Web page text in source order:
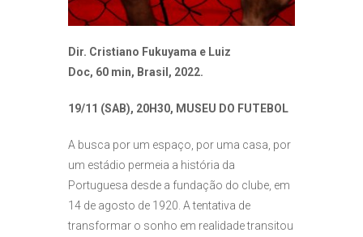
Dir. Cristiano Fukuyama e Luiz
Doc, 60 min, Brasil, 2022.
19/11 (SAB), 20H30, MUSEU DO FUTEBOL
A busca por um espaço, por uma casa, por
um estádio permeia a história da
Portuguesa desde a fundação do clube, em
14 de agosto de 1920. A tentativa de
transformar o sonho em realidade transitou